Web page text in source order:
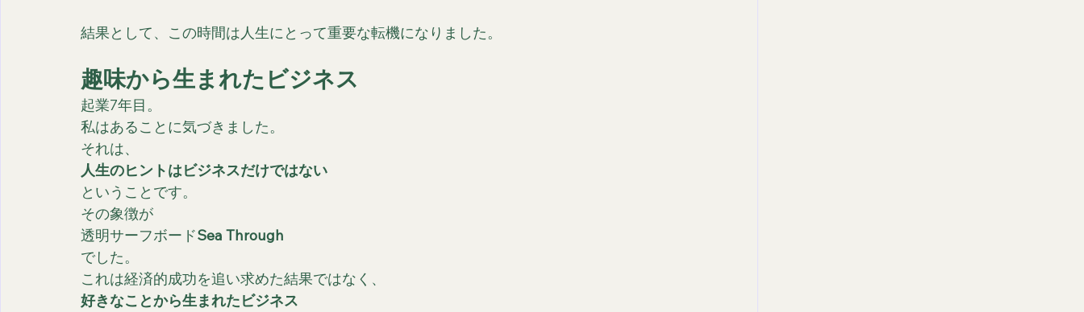
結果として、この時間は人生にとって重要な転機になりました。
趣味から生まれたビジネス
起業7年目。
私はあることに気づきました。
それは、
人生のヒントはビジネスだけではない
ということです。
その象徴が
透明サーフボードSea Through
でした。
これは経済的成功を追い求めた結果ではなく、
好きなことから生まれたビジネス